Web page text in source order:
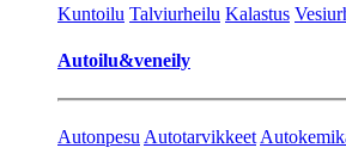
Kuntoilu Talviurheilu Kalastus
Autoilu&veneily
Autonpesu Autotarvikkeet